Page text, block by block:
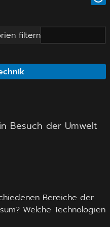
filtern
Besuch der Umwelt
Bereiche der
Welche Technologien